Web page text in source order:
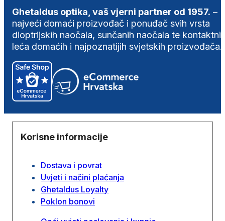
Ghetaldus optika, vaš vjerni partner od 1957. –
najveći domaći proizvođač i ponuđač svih vrsta
dioptrijskih naočala, sunčanih naočala te
leća domaćih i najpoznatijih svjetskih proizvođača.
Korisne informacije
Dostava i povrat
Uvjeti i načini plaćanja
Ghetaldus Loyalty
Poklon bonovi